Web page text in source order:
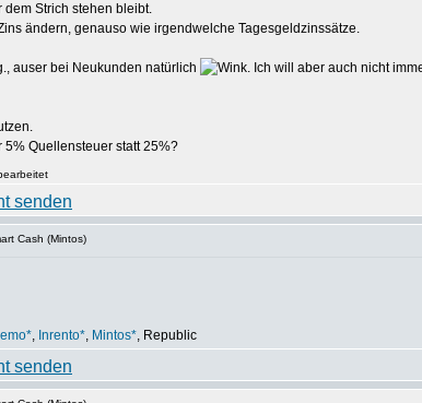
dem Strich stehen bleibt.
ändern, genauso wie irgendwelche Tagesgeldzinssätze.
auser bei Neukunden natürlich
. Ich will aber auch nicht
Quellensteuer statt 25%?
Cash (Mintos)
, Inrento*, Mintos*, Republic